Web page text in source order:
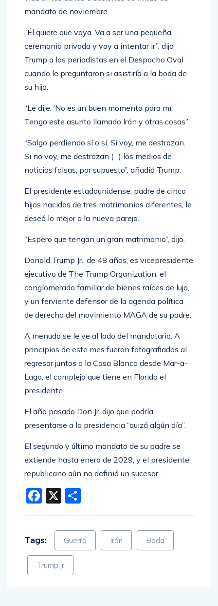
mandato de noviembre.
“Él quiere que vaya. Va a ser una pequeña
ceremonia privada y voy a intentar ir”, dijo
Trump a los periodistas en el Despacho Oval
cuando le preguntaron si asistiría a la boda de
su hijo.
“Le dije: ‘No es un buen momento para mí.
Tengo este asunto llamado Irán y otras cosas’”.
“Salgo perdiendo sí o sí. Si voy, me destrozan.
Si no voy, me destrozan (…) los medios de
noticias falsas, por supuesto”, añadió Trump.
El presidente estadounidense, padre de cinco
hijos nacidos de tres matrimonios diferentes, le
deseó lo mejor a la nueva pareja.
“Espero que tengan un gran matrimonio”, dijo.
Donald Trump Jr., de 48 años, es vicepresidente
ejecutivo de The Trump Organization, el
conglomerado familiar de bienes raíces de lujo,
y un ferviente defensor de la agenda política
de derecha del movimiento MAGA de su padre.
A menudo se le ve al lado del mandatario. A
principios de este mes fueron fotografiados al
regresar juntos a la Casa Blanca desde Mar-a-
Lago, el complejo que tiene en Florida el
presidente.
El año pasado Don Jr. dijo que podría
presentarse a la presidencia “quizá algún día”.
El segundo y último mandato de su padre se
extiende hasta enero de 2029, y el presidente
republicano aún no definió un sucesor.
Facebook
X
Tags: Guerra Irán Boda
Trump jr